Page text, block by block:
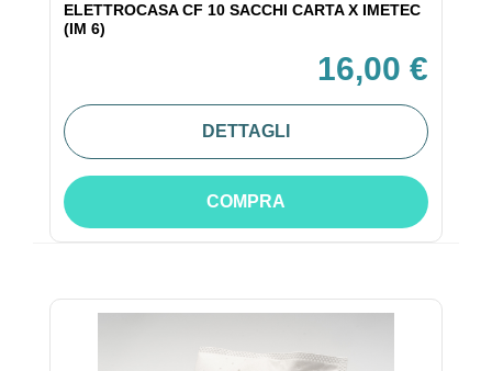
ELETTROCASA CF 10 SACCHI CARTA X IMETEC
(IM 6)
16,00 €
DETTAGLI
COMPRA